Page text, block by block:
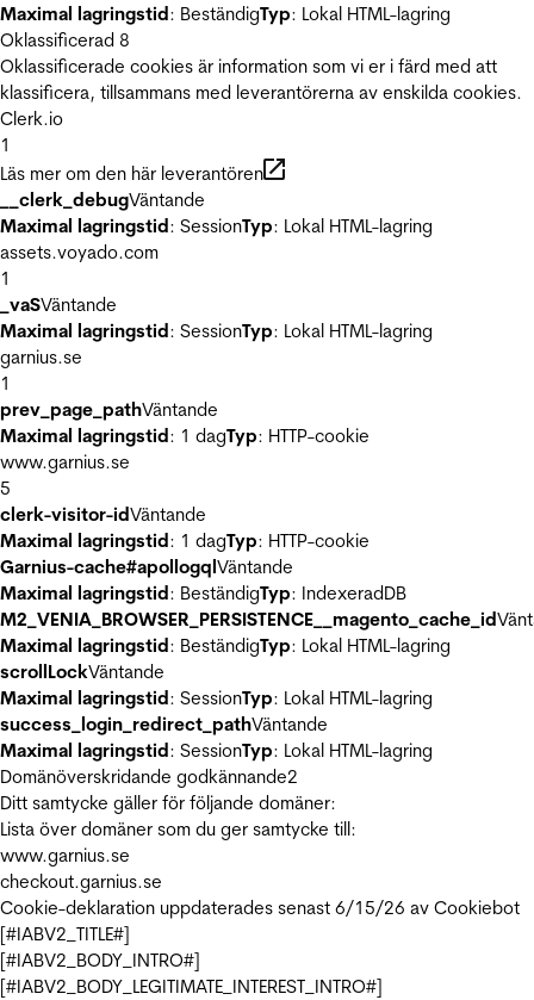
Maximal lagringstid: BeständigTyp: Lokal HTML-lagring
Oklassificerad 8
Oklassificerade cookies är information som vi er i färd med att
klassificera, tillsammans med leverantörerna av enskilda cookies.
Clerk.io
1
Läs mer om den här leverantören
__clerk_debugVäntande
Maximal lagringstid: SessionTyp: Lokal HTML-lagring
assets.voyado.com
1
_vaSVäntande
Maximal lagringstid: SessionTyp: Lokal HTML-lagring
garnius.se
1
prev_page_pathVäntande
Maximal lagringstid: 1 dagTyp: HTTP-cookie
www.garnius.se
5
clerk-visitor-idVäntande
Maximal lagringstid: 1 dagTyp: HTTP-cookie
Garnius-cache#apollogqlVäntande
Maximal lagringstid: BeständigTyp: IndexeradDB
M2_VENIA_BROWSER_PERSISTENCE__magento_cache_id
Maximal lagringstid: BeständigTyp: Lokal HTML-lagring
scrollLockVäntande
Maximal lagringstid: SessionTyp: Lokal HTML-lagring
success_login_redirect_pathVäntande
Maximal lagringstid: SessionTyp: Lokal HTML-lagring
Domänöverskridande godkännande2
Ditt samtycke gäller för följande domäner:
Lista över domäner som du ger samtycke till:
www.garnius.se
checkout.garnius.se
Cookie-deklaration uppdaterades senast 6/15/26 av Cookiebot
[#IABV2_TITLE#]
[#IABV2_BODY_INTRO#]
[#IABV2_BODY_LEGITIMATE_INTEREST_INTRO#]